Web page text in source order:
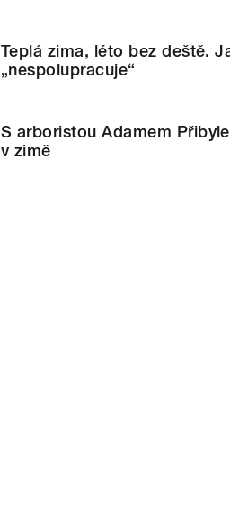
Teplá zima, léto bez deště.
„nespolupracuje“
S arboristou Adamem
v zimě